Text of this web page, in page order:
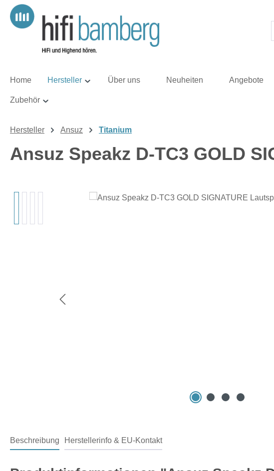
Hauptinhalt springen
Zur Suche springen
Zur Hauptnavigation springen
Home Hersteller Über uns Neuheiten Angebote
Zubehör
Hersteller Ansuz Titanium
Ansuz Speakz D-TC3 GOLD
Bildergalerie überspringen
Beschreibung Herstellerinfo & EU-Kontakt